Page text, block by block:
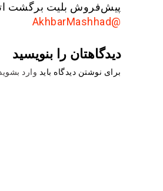
پیش‌فروش بلیت برگشت
@AkhbarMashhad
دیدگاهتان را بنویسید
برای نوشتن دیدگاه باید وارد بشوید